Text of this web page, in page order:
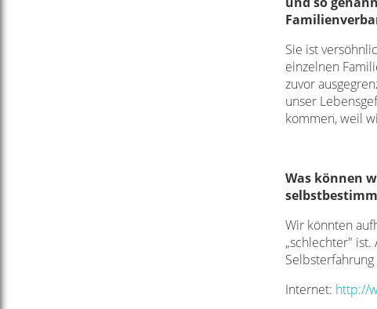
Sie ist
einzelnen
zuvor
unser
kommen, weil
Was können
Wir könnten
„schlechter"
Internet: http://